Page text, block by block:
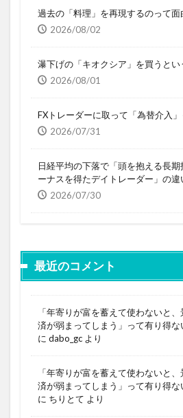
過去の「料理」を再現するのって面
2026/08/02
瀑下げの「キオクシア」を買うとい
2026/08/01
FXトレーダーに取って「為替介入
2026/07/31
日経平均の下落で「頭を抱える長
ーナスを得たデイトレーダー」の違
2026/07/30
最近のコメント
「年寄りが富を蓄えて使わないと
済が弱まってしまう」って有り得な
に dabo_gc より
「年寄りが富を蓄えて使わないと
済が弱まってしまう」って有り得な
に ちりとて より